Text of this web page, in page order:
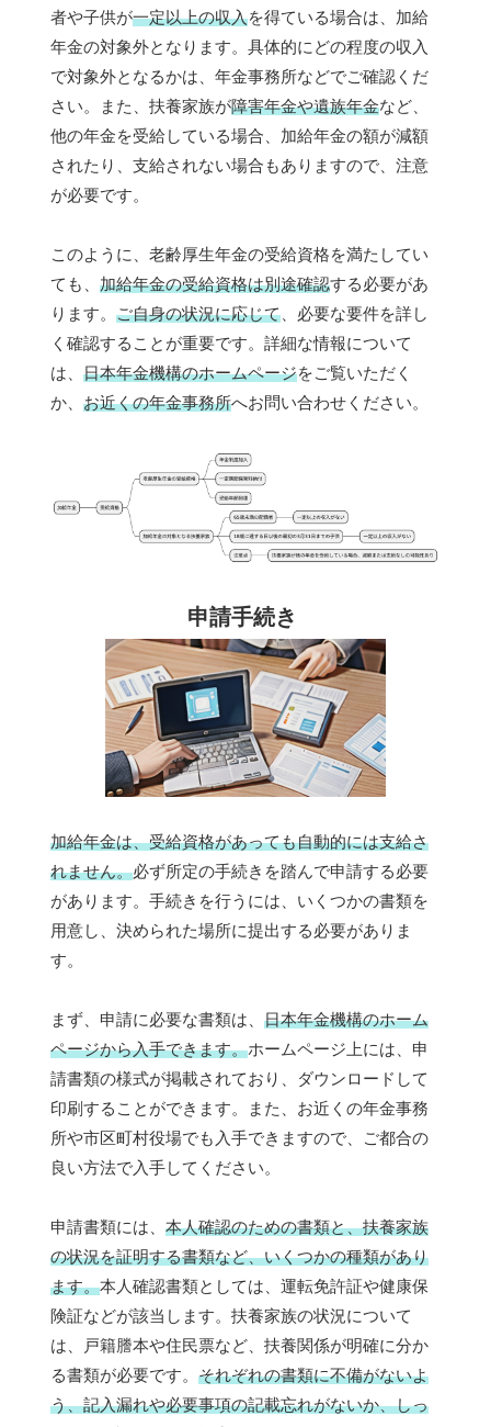
者や子供が一定以上の収入を得ている場合は、加給
年金の対象外となります。具体的にどの程度の収入
で対象外となるかは、年金事務所などでご確認くだ
さい。また、扶養家族が障害年金や遺族年金など、
他の年金を受給している場合、加給年金の額が減額
されたり、支給されない場合もありますので、注意
が必要です。
このように、老齢厚生年金の受給資格を満たしてい
ても、 加給年金の受給資格は別途確認する必要があ
ります。 ご自身の状況に応じて 、必要な要件を詳し
く確認することが重要です。詳細な情報について
は、 日本年金機構のホームページをご覧いただく
か、 お近くの年金事務所へお問い合わせください。
申請手続き
加給年金は、受給資格があっても自動的には支給さ
れません。必ず所定の手続きを踏んで申請する必要
があります。手続きを行うには、いくつかの書類を
用意し、決められた場所に提出する必要がありま
す。
まず、申請に必要な書類は、 日本年金機構のホーム
ページから入手できます。ホームページ上には、申
請書類の様式が掲載されており、ダウンロードして
印刷することができます。また、お近くの年金事務
所や市区町村役場でも入手できますので、ご都合の
良い方法で入手してください。
申請書類には、 本人確認のための書類と、扶養家族
の状況を証明する書類など、いくつかの種類があり
ます。本人確認書類としては、運転免許証や健康保
険証などが該当します。扶養家族の状況について
は、戸籍謄本や住民票など、扶養関係が明確に分か
る書類が必要です。 それぞれの書類に不備がないよ
う、記入漏れや必要事項の記載忘れがないか、しっ